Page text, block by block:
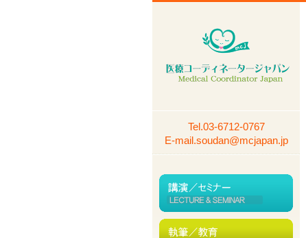
Tel.03-6712-0767
E-mail.soudan@mcjapan.jp